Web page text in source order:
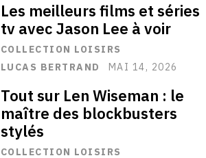
Les meilleurs films et séries
tv avec Jason Lee à voir
COLLECTION LOISIRS
LUCAS BERTRAND
MAI 14, 2026
Tout sur Len Wiseman : le
maître des blockbusters
stylés
COLLECTION LOISIRS